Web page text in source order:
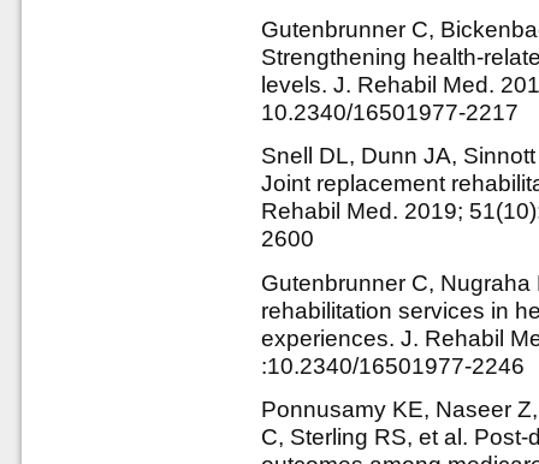
Gutenbrunner C,
Strengthening health-
levels. J. Rehabil Med.
10.2340/16501977-2217
Snell DL, Dunn JA,
Joint replacement
Rehabil Med. 2019;
2600
Gutenbrunner C,
rehabilitation services in
experiences. J. Rehabil
:10.2340/16501977-2246
Ponnusamy KE, Naseer
C, Sterling RS, et al.